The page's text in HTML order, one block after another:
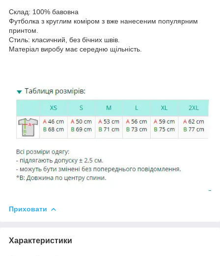
Склад: 100% бавовна
Футболка з круглим коміром з вже нанесеним популярним
принтом.
Стиль: класичний, без бічних швів.
Матеріал виробу має середню щільність.
Приховати
Характеристики